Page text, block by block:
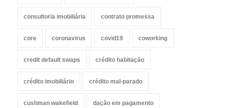
consultoria imobiliária contrato promessa
core coronavirus covid19 coworking
credit default swaps crédito habitação
crédito imobiliário crédito mal-parado
cushman wakefield dação em pagamento